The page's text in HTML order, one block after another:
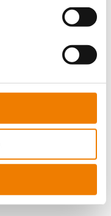
jossa laatu- ja
tärkeäksi
resurssit eivät
toimii